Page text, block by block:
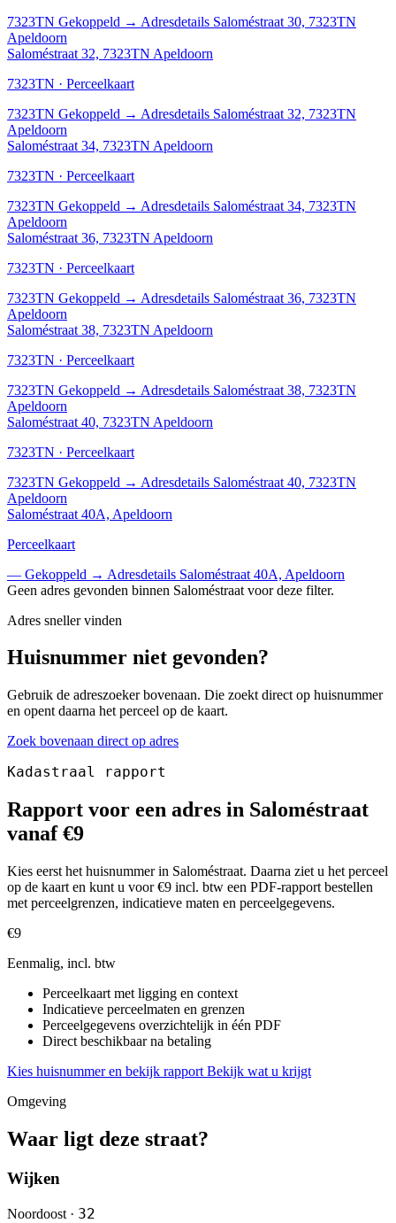
7323TN Gekoppeld → Adresdetails Saloméstraat 30, 7323TN
Apeldoorn
Saloméstraat 32, 7323TN Apeldoorn
7323TN · Perceelkaart
7323TN Gekoppeld → Adresdetails Saloméstraat 32, 7323TN
Apeldoorn
Saloméstraat 34, 7323TN Apeldoorn
7323TN · Perceelkaart
7323TN Gekoppeld → Adresdetails Saloméstraat 34, 7323TN
Apeldoorn
Saloméstraat 36, 7323TN Apeldoorn
7323TN · Perceelkaart
7323TN Gekoppeld → Adresdetails Saloméstraat 36, 7323TN
Apeldoorn
Saloméstraat 38, 7323TN Apeldoorn
7323TN · Perceelkaart
7323TN Gekoppeld → Adresdetails Saloméstraat 38, 7323TN
Apeldoorn
Saloméstraat 40, 7323TN Apeldoorn
7323TN · Perceelkaart
7323TN Gekoppeld → Adresdetails Saloméstraat 40, 7323TN
Apeldoorn
Saloméstraat 40A, Apeldoorn
Perceelkaart
— Gekoppeld → Adresdetails Saloméstraat 40A, Apeldoorn
Geen adres gevonden binnen Saloméstraat voor deze filter.
Adres sneller vinden
Huisnummer niet gevonden?
Gebruik de adreszoeker bovenaan. Die zoekt direct op huisnummer
en opent daarna het perceel op de kaart.
Zoek bovenaan direct op adres
Kadastraal rapport
Rapport voor een adres in Saloméstraat
vanaf €9
Kies eerst het huisnummer in Saloméstraat. Daarna ziet u het perceel
op de kaart en kunt u voor €9 incl. btw een PDF-rapport bestellen
met perceelgrenzen, indicatieve maten en perceelgegevens.
€9
Eenmalig, incl. btw
Perceelkaart met ligging en context
Indicatieve perceelmaten en grenzen
Perceelgegevens overzichtelijk in één PDF
Direct beschikbaar na betaling
Kies huisnummer en bekijk rapport Bekijk wat u krijgt
Omgeving
Waar ligt deze straat?
Wijken
Noordoost · 32